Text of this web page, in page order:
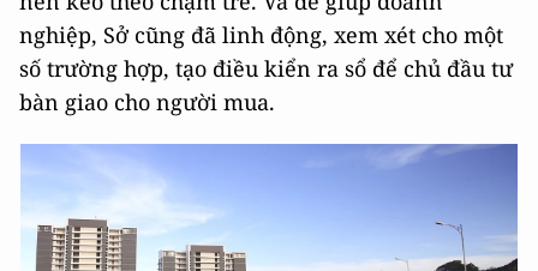
nghiệp, Sở cũng đã linh động, xem xét cho một
số trường hợp, tạo điều kiển ra sổ để chủ đầu tư
bàn giao cho người mua.